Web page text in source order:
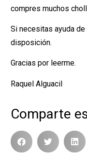
compres muchos
Si necesitas ayuda
disposición.
Gracias por leerme.
Raquel Alguacil
Comparte